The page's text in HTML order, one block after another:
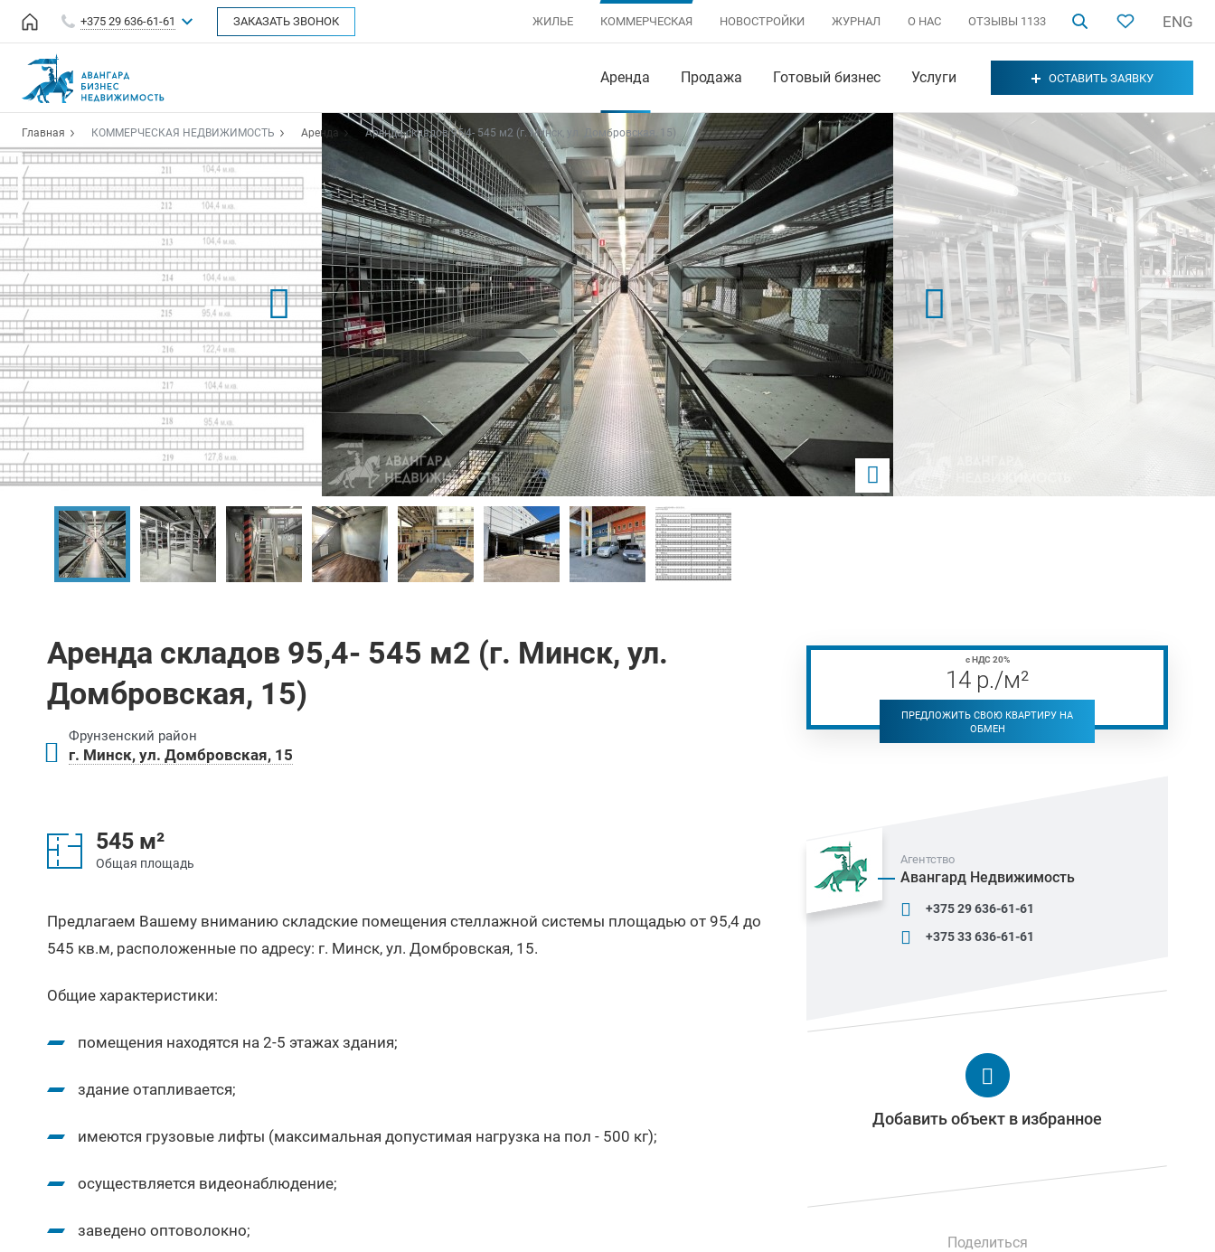
+375 29 636-61-61 ЗАКАЗАТЬ ЗВОНОК ЖИЛЬЕ КОММЕРЧЕСКАЯ НОВОСТРОЙКИ ЖУРНАЛ О НАС ОТЗЫВЫ 1133 ENG
Аренда Продажа Готовый бизнес Услуги ОСТАВИТЬ ЗАЯВКУ
Главная КОММЕРЧЕСКАЯ НЕДВИЖИМОСТЬ Аренда Аренда складов 95,4- 545 м2 (г. Минск, ул. Домбровская, 15)
Аренда складов 95,4- 545 м2 (г. Минск, ул.
Домбровская, 15)
Фрунзенский район
г. Минск, ул. Домбровская, 15
545 м²
Общая площадь
Предлагаем Вашему вниманию складские помещения стеллажной системы площадью от 95,4 до
545 кв.м, расположенные по адресу: г. Минск, ул. Домбровская, 15.
Общие характеристики:
помещения находятся на 2-5 этажах здания;
здание отапливается;
имеются грузовые лифты (максимальная допустимая нагрузка на пол - 500 кг);
осуществляется видеонаблюдение;
заведено оптоволокно;
с НДС 20%
14 р./м²
ПРЕДЛОЖИТЬ СВОЮ КВАРТИРУ НА
ОБМЕН
Агентство
Авангард Недвижимость
+375 29 636-61-61
+375 33 636-61-61
Добавить объект в избранное
Поделиться